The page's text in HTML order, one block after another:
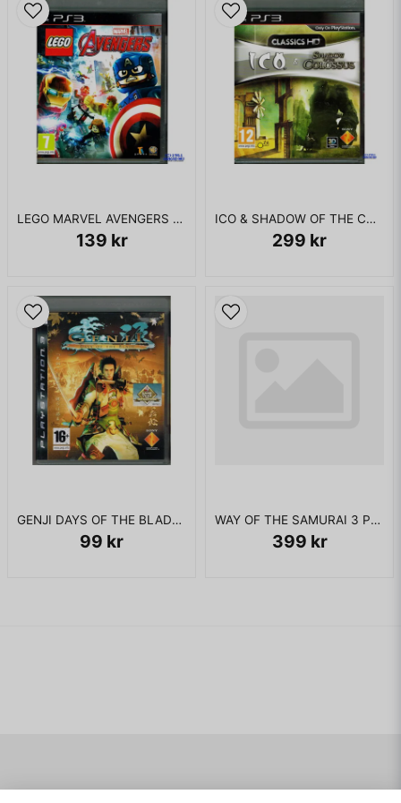
LEGO MARVEL AVENGERS PS3
139 kr
ICO & SHADOW OF THE COLOSSUS CLASSICS HD PS3
299 kr
GENJI DAYS OF THE BLADE PS3
99 kr
WAY OF THE SAMURAI 3 PS3
399 kr